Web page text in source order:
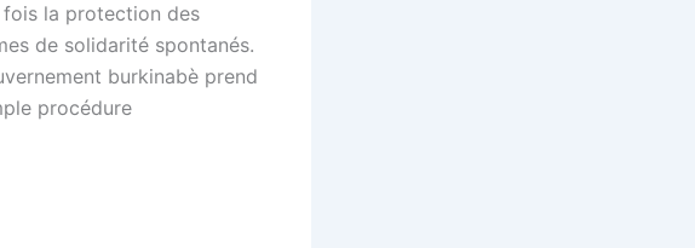
la protection des
de solidarité spontanés.
burkinabè prend
procédure